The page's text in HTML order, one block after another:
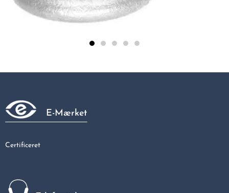
47,81 kr
E-Mærket
Certificeret